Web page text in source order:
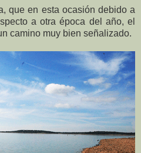
que en esta ocasión debido a
a otra época del año, el
camino muy bien señalizado.